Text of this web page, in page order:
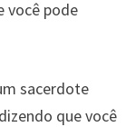
você pode
sacerdote
que você